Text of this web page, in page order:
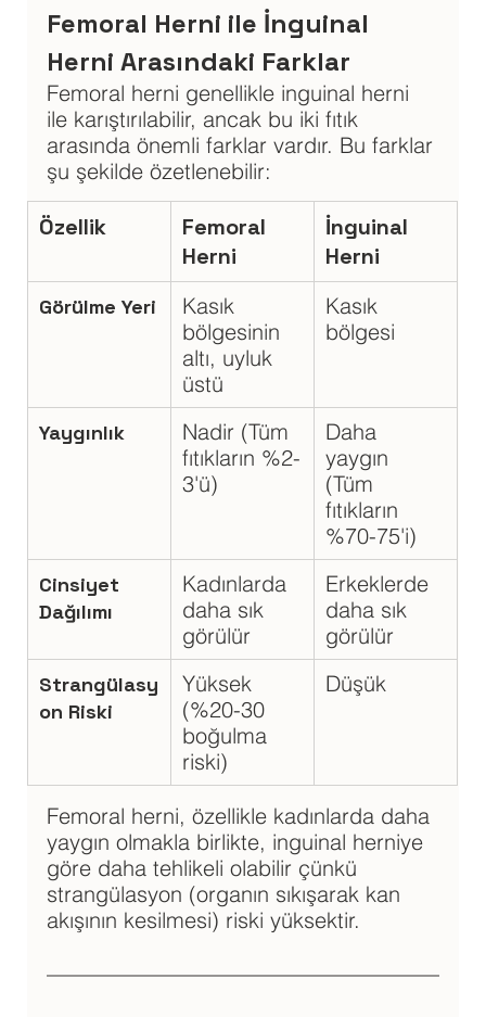
Femoral Herni ile İnguinal
Herni Arasındaki Farklar
Femoral herni genellikle inguinal herni
ile karıştırılabilir, ancak bu iki fıtık
arasında önemli farklar vardır. Bu farklar
şu şekilde özetlenebilir:
Özellik
Femoral
Herni
İnguinal
Herni
Görülme Yeri
Kasık
bölgesinin
altı, uyluk
üstü
Kasık
bölgesi
Yaygınlık
Nadir (Tüm
fıtıkların %2-
3'ü)
Daha
yaygın
(Tüm
fıtıkların
%70-75'i)
Cinsiyet
Dağılımı
Kadınlarda
daha sık
görülür
Erkeklerde
daha sık
görülür
Strangülasy
on Riski
Yüksek
(%20-30
boğulma
riski)
Düşük
Femoral herni, özellikle kadınlarda daha
yaygın olmakla birlikte, inguinal herniye
göre daha tehlikeli olabilir çünkü
strangülasyon (organın sıkışarak kan
akışının kesilmesi) riski yüksektir.